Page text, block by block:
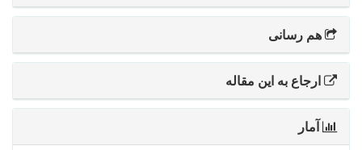
هم رسانی
ارجاع به این مقاله
آمار